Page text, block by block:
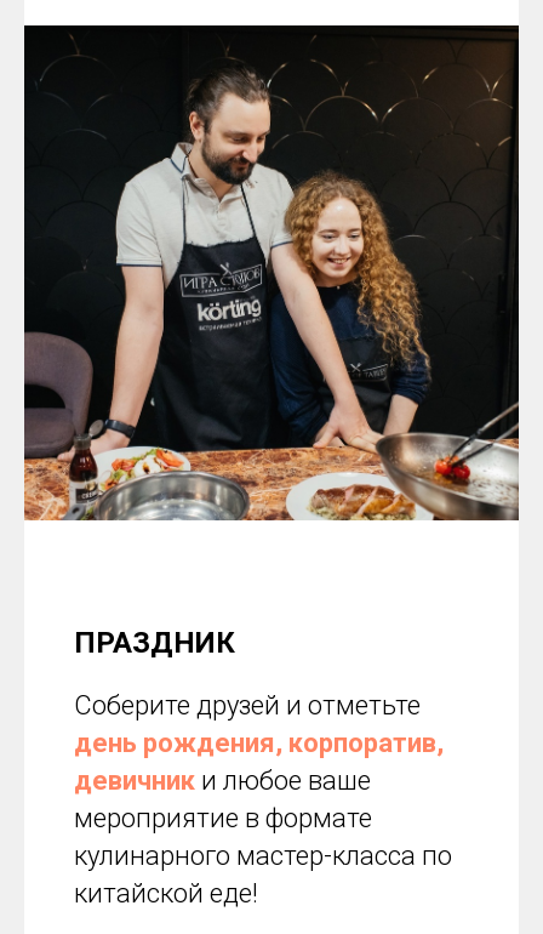
ПРАЗДНИК
Соберите друзей и отметьте
день рождения, корпоратив,
девичники любое ваше
мероприятие в формате
кулинарного мастер-класса по
китайской еде!